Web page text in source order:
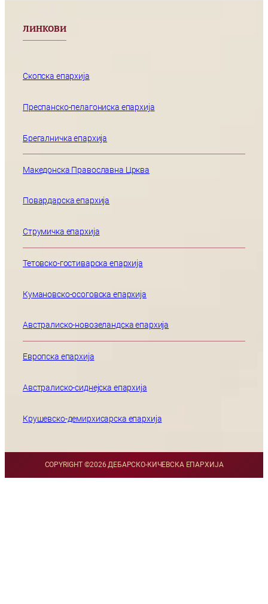
ЛИНКОВИ
Скопска епархија
Преспанско-пелагониска епархија
Брегалничка епархија
Македонска Православна Црква
Повардарска епархија
Струмичка епархија
Тетовско-гостиварска епархија
Кумановско-осоговска епархија
Австралиско-новозеландска епархија
Европска епархија
Австралиско-сиднејска епархија
Крушевско-демирхисарска епархија
COPYRIGHT ©2026 ДЕБАРСКО-КИЧЕВСКА ЕПАРХИЈА